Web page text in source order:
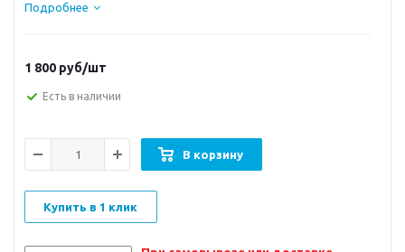
Подробнее
1 800 руб/шт
Есть в наличии
В корзину
Купить в 1 клик